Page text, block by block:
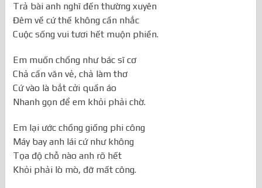
Trả bài anh nghĩ đến thường xuyên
Đêm về cứ thế không cần nhắc
Cuộc sống vui tươi hết muộn phiền.
Em muốn chồng như bác sĩ cơ
Chả cần văn vẻ, chả làm thơ
Cứ vào là bắt cởi quần áo
Nhanh gọn để em khỏi phải chờ.
Em lại ước chồng giống phi công
Máy bay anh lái cứ như không
Tọa độ chỗ nào anh rõ hết
Khỏi phải lò mò, đỡ mất công.